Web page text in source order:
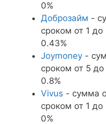
0%
Доброзайм -
сроком от 1
0.43%
Joymoney -
сроком от 5
0.8%
Vivus - сумма
сроком от 1
0%